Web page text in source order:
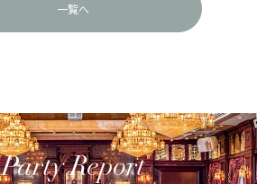
一覧へ
Party Report